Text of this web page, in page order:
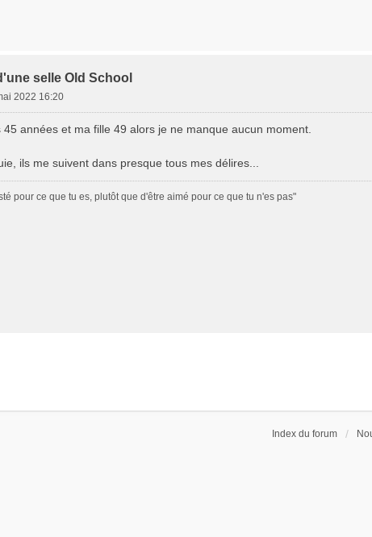
selle Old School
2022 16:20
années et ma fille 49 alors je ne manque aucun moment.
ils me suivent dans presque tous mes délires...
pour ce que tu es, plutôt que d'être aimé pour ce que tu n'es pas"
Index du forum